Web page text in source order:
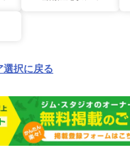
選択に戻る